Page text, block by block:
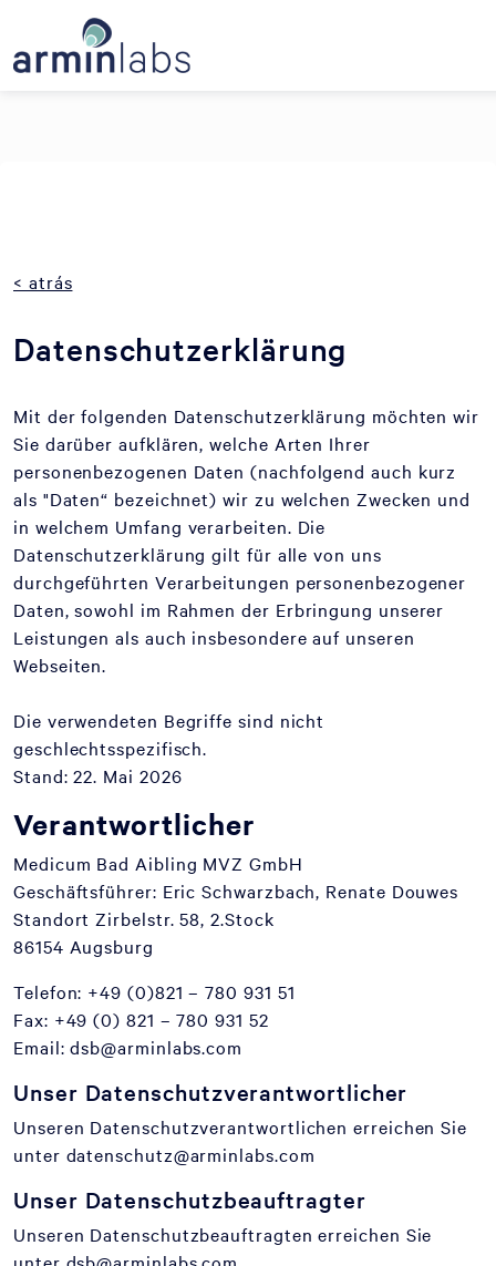
Unable to find opt-out content div: "matomo-opt-out"
< atrás
Datenschutzerklärung
Mit der folgenden Datenschutzerklärung möchten wir
Sie darüber aufklären, welche Arten Ihrer
personenbezogenen Daten (nachfolgend auch kurz
als "Daten“ bezeichnet) wir zu welchen Zwecken und
in welchem Umfang verarbeiten. Die
Datenschutzerklärung gilt für alle von uns
durchgeführten Verarbeitungen personenbezogener
Daten, sowohl im Rahmen der Erbringung unserer
Leistungen als auch insbesondere auf unseren
Webseiten.
Die verwendeten Begriffe sind nicht
geschlechtsspezifisch.
Stand: 22. Mai 2026
Verantwortlicher
Medicum Bad Aibling MVZ GmbH
Geschäftsführer: Eric Schwarzbach, Renate Douwes
Standort Zirbelstr. 58, 2.Stock
86154 Augsburg
Telefon: +49 (0)821 – 780 931 51
Fax: +49 (0) 821 – 780 931 52
Email: dsb@arminlabs.com
Unser Datenschutzverantwortlicher
Unseren Datenschutzverantwortlichen erreichen Sie
unter datenschutz@arminlabs.com
Unser Datenschutzbeauftragter
Unseren Datenschutzbeauftragten erreichen Sie